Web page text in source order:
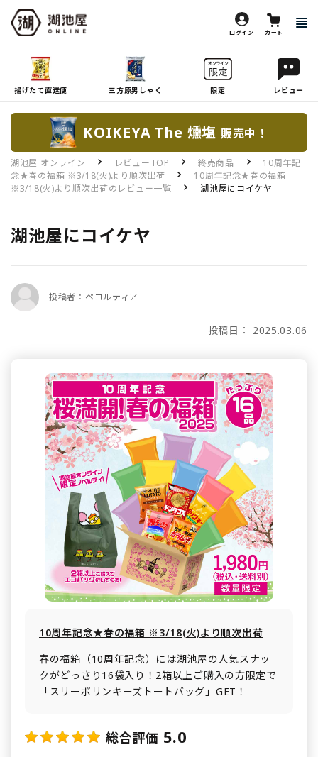
ログイン カート
揚げたて直送便 三方原男しゃく 限定 レビュー
KOIKEYA The 燻塩 販売中！
湖池屋 オンライン レビューTOP 終売商品
10周年記
念★春の福箱 ※3/18(火)より順次出荷
10周年記念★春の福箱
※3/18(火)より順次出荷のレビュー一覧
湖池屋にコイケヤ
湖池屋にコイケヤ
投稿者：ペコルティア
投稿日： 2025.03.06
10周年記念★春の福箱 ※3/18(火)より順次出荷
春の福箱（10周年記念）には湖池屋の人気スナッ
クがどっさり16袋入り！2箱以上ご購入の方限定で
「スリーポリンキーズトートバッグ」GET！
総合評価 5.0